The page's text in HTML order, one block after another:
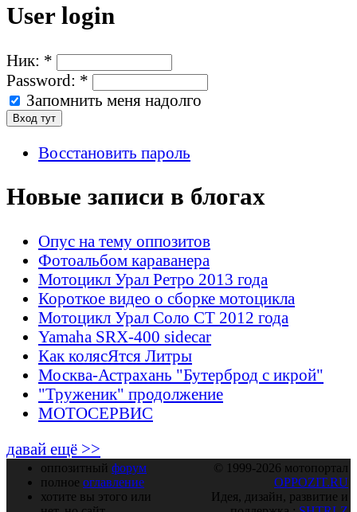
User login
Ник: *
Password: *
Запомнить меня надолго
Восстановить пароль
Новые записи в блогах
Опус на тему оппозитов
Фотоальбом караванера
Мотоцикл Урал Ретро 2013 года
Короткое видео о сборке мотоцикла
Мотоцикл Урал Соло СТ 2012 года
Yamaha SRX-400 sidecar
Как колясЯтся Литры
Москва-Астрахань "Бутерброд с икрой"
"Труженик" продолжение
МОТОСЕРВИС
давай ещё >>
оппозитный форум
полное оглавление
хотите вы этого или
© 1999-2026 мотопортал
OPPOZIT.RU
Идея, дизайн, развитие и